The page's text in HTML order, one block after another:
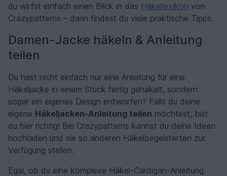
du wirfst einfach einen Blick in das Häkellexikon von
Crazypatterns – darin findest du viele praktische Tipps.
Damen-Jacke häkeln & Anleitung
teilen
Du hast nicht einfach nur eine Anleitung für eine
Häkeljacke in einem Stück fertig gehäkelt, sondern
sogar ein eigenes Design entworfen? Falls du deine
eigene Häkeljacken-Anleitung teilen möchtest, bist
du hier richtig! Bei Crazypatterns kannst du deine Ideen
hochladen und sie so anderen Häkelbegeisterten zur
Verfügung stellen.
Egal, ob du eine komplexe Häkel-Cardigan-Anleitung